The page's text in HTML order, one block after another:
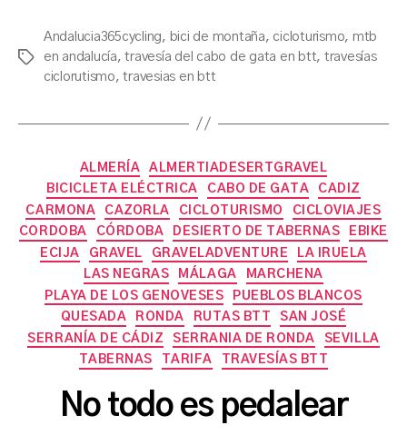
Etiquetas
Andalucia365cycling, bici de montaña, cicloturismo, mtb
en andalucía,travesía del cabo de gata en btt, travesías
ciclorutismo,travesias en btt
Categorías
ALMERÍA
ALMERTIADESERTGRAVEL
BICICLETA ELÉCTRICA
CABO DE GATA
CADIZ
CARMONA
CAZORLA CICLOTURISMO
CICLOVIAJES
CORDOBA
CÓRDOBA DESIERTO DE TABERNAS
EBIKE
ECIJA
GRAVEL GRAVELADVENTURE
LA IRUELA
LAS NEGRAS
MÁLAGA
MARCHENA
PLAYA DE LOS GENOVESES
PUEBLOS BLANCOS
QUESADA
RONDA RUTAS BTT
SAN JOSÉ
SERRANÍA DE CÁDIZ
SERRANIA DE RONDA
SEVILLA
TABERNAS
TARIFA TRAVESÍAS BTT
No todo es pedalear
P
o
a